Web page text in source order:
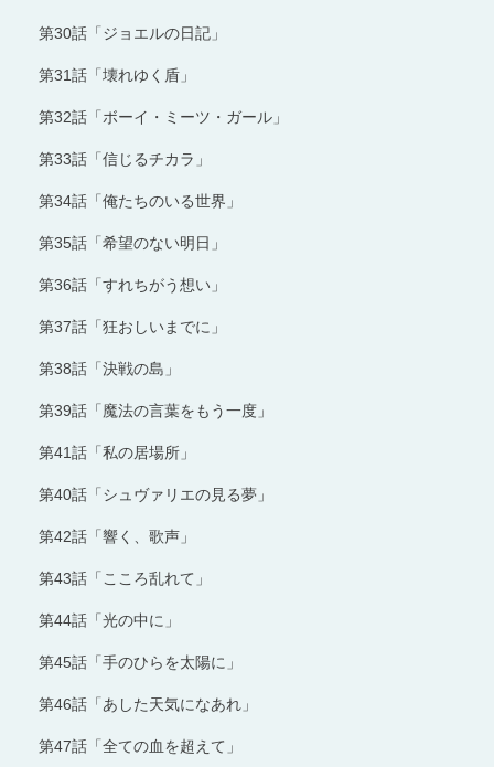
第30話「ジョエルの日記」
第31話「壊れゆく盾」
第32話「ボーイ・ミーツ・ガール」
第33話「信じるチカラ」
第34話「俺たちのいる世界」
第35話「希望のない明日」
第36話「すれちがう想い」
第37話「狂おしいまでに」
第38話「決戦の島」
第39話「魔法の言葉をもう一度」
第41話「私の居場所」
第40話「シュヴァリエの見る夢」
第42話「響く、歌声」
第43話「こころ乱れて」
第44話「光の中に」
第45話「手のひらを太陽に」
第46話「あした天気になあれ」
第47話「全ての血を超えて」